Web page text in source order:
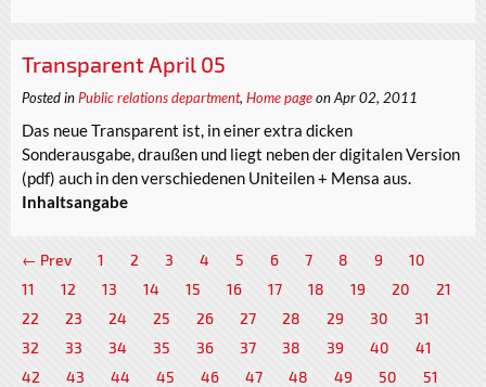
Transparent April 05
Posted in Public relations department, Home pageon Apr 02, 2011
Das neue Transparent ist, in einer extra dicken
Sonderausgabe, draußen und liegt neben der digitalen Version
(pdf) auch in den verschiedenen Uniteilen + Mensa aus.
Inhaltsangabe
← Prev 1 2 3 4 5 6 7 8 9
10
11
12 13 14 15 16 17 18 19 20
21
22
23 24 25 26 27 28 29 30
31
32
33 34 35 36 37 38 39 40
41
42
43 44 45 46 47 48 49 50
51